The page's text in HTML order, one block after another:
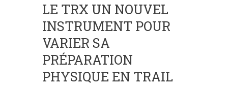
LE TRX UN NOUVEL
INSTRUMENT POUR
VARIER SA
PRÉPARATION
PHYSIQUE EN TRAIL